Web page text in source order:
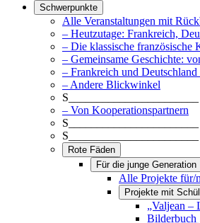
Schwerpunkte
Alle Veranstaltungen mit
– Heutzutage: Frankreich,
– Die klassische französische
– Gemeinsame Geschichte:
– Frankreich und Deutschland
– Andere Blickwinkel
S_______________________
– Von Kooperationspartnern
S_______________________
S_______________________
Rote Fäden
Für die junge Generation
Alle Projekte für/
Projekte mit
„Valjean –
Bilderbuch